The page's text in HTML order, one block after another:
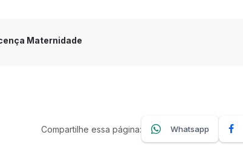
Maternidade
Compartilhe essa página: Whatsapp